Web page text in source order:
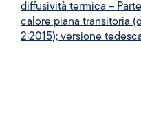
diffusività termica –
calore piana transitoria
2:2015); versione